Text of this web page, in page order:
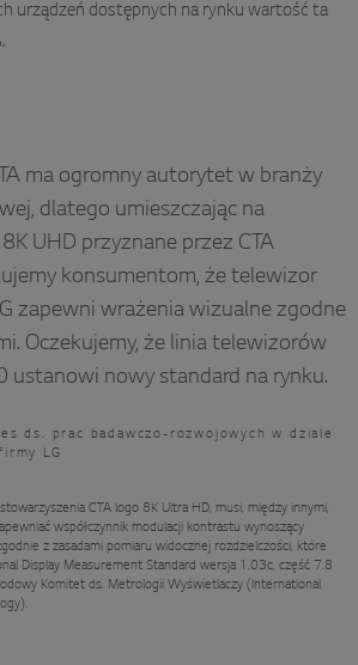
urządzeń dostępnych na rynku wartość ta
ma ogromny autorytet w branży
dlatego umieszczając na
UHD przyznane przez CTA
konsumentom, że telewizor
zapewni wrażenia wizualne zgodne
Oczekujemy, że linia telewizorów
ustanowi nowy standard na rynku.
ds. prac badawczo-rozwojowych w dziale
LG
CTA logo 8K Ultra HD, musi, między innymi,
współczynnik modulacji kontrastu wynoszący
z zasadami pomiaru widocznej rozdzielczości, które
Display Measurement Standard wersja 1.03c, część 7.8
Komitet ds. Metrologii Wyświetlaczy (International